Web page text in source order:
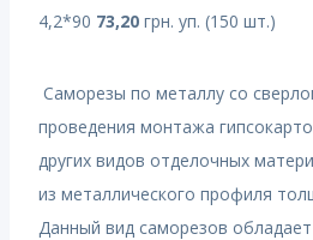
4,2*90 73,20 грн. уп. (150 шт.)
Саморезы по металлу со
проведения монтажа
других видов отделочных
из металлического профиля
Данный вид саморезов